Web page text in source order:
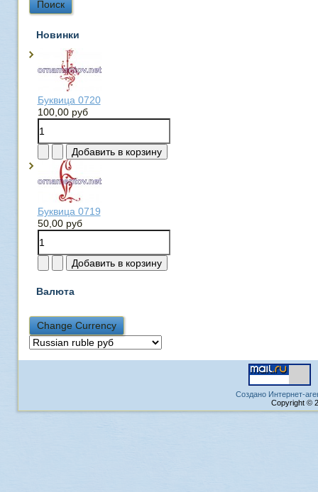
Новинки
Буквица 0720
100,00 руб
Буквица 0719
50,00 руб
Валюта
Создано Интернет-
Copyright ©